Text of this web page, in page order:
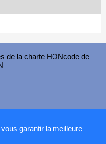
garantir la meilleure